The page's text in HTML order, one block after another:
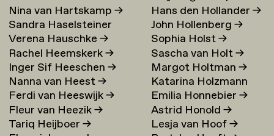
Nina van Hartskamp→
Sandra Haselsteiner
Verena Hauschke→
Rachel Heemskerk→
Inger Sif Heeschen→
Nanna van Heest→
Ferdi van Heeswijk→
Fleur van Heezik→
Tariq Heijboer→
Hans den Hollander→
John Hollenberg→
Sophia Holst→
Sascha van Holt→
Margot Holtman→
Katarina Holzmann
Ekholm→
Emilia Honnebier→
Astrid Honold→
Lesja van Hoof→